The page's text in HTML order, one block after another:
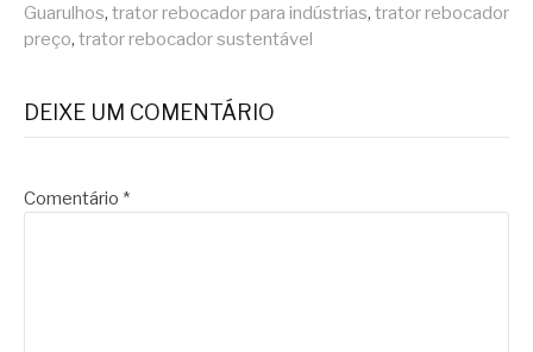
Guarulhos, trator rebocador para indústrias, trator rebocador
preço, trator rebocador sustentável
DEIXE UM COMENTÁRIO
Comentário *